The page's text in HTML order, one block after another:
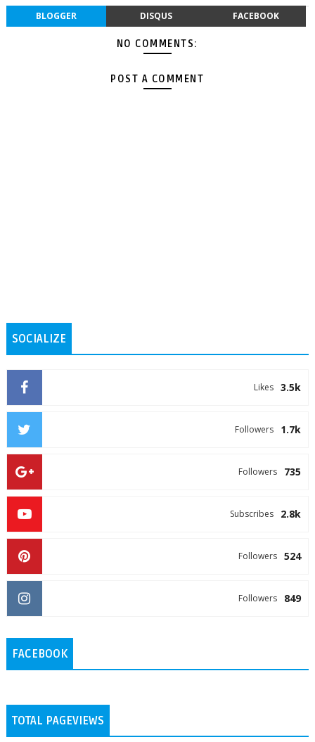
BLOGGER DISQUS FACEBOOK
NO COMMENTS:
POST A COMMENT
SOCIALIZE
3.5k
Likes
1.7k
Followers
735
Followers
2.8k
Subscribes
524
Followers
849
Followers
FACEBOOK
TOTAL PAGEVIEWS